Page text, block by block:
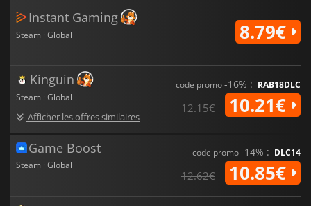
Instant Gaming
Steam · Global 8.79€
Kinguin
Steam · Global
Afficher les offres similaires
code promo-16% : RAB18DLC
12.15€ 10.21€
Game Boost
Steam · Global
code promo-14% : DLC14
12.62€ 10.85€